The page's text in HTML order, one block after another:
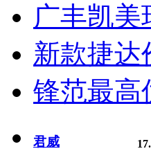
广丰凯美
新款捷达
锋范最高
君威